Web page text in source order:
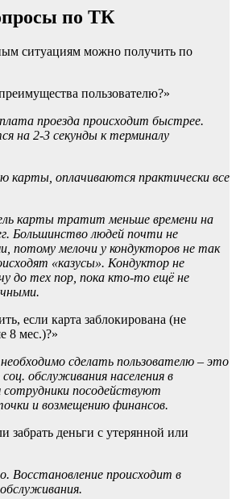
по ТК
ситуациям можно получить по
пользователю?»
проезда происходит быстрее.
на 2-3 секунды к терминалу
карты, оплачиваются практически все
карты тратит меньше времени на
Большинство людей почти не
потому мелочи у кондукторов не так
«казусы». Кондуктор не
до тех пор, пока кто-то ещё не
если карта заблокирована (не
8 мес.)?»
сделать пользователю – это
обслуживания населения в
посодействуют
и возмещению финансов.
забрать деньги с утерянной или
происходит в